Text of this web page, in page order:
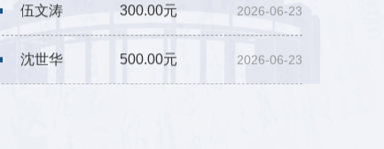
伍文涛 300.00元 2026-06-23
沈世华 500.00元 2026-06-23